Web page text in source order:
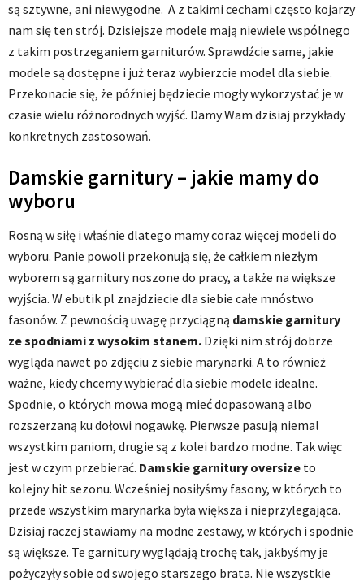
są sztywne, ani niewygodne. A z takimi cechami często kojarzy
nam się ten strój. Dzisiejsze modele mają niewiele wspólnego
z takim postrzeganiem garniturów. Sprawdźcie same, jakie
modele są dostępne i już teraz wybierzcie model dla siebie.
Przekonacie się, że później będziecie mogły wykorzystać je w
czasie wielu różnorodnych wyjść. Damy Wam dzisiaj przykłady
konkretnych zastosowań.
Damskie garnitury – jakie mamy do
wyboru
Rosną w siłę i właśnie dlatego mamy coraz więcej modeli do
wyboru. Panie powoli przekonują się, że całkiem niezłym
wyborem są garnitury noszone do pracy, a także na większe
wyjścia. W ebutik.pl znajdziecie dla siebie całe mnóstwo
fasonów. Z pewnością uwagę przyciągną damskie garnitury
ze spodniami z wysokim stanem. Dzięki nim strój dobrze
wygląda nawet po zdjęciu z siebie marynarki. A to również
ważne, kiedy chcemy wybierać dla siebie modele idealne.
Spodnie, o których mowa mogą mieć dopasowaną albo
rozszerzaną ku dołowi nogawkę. Pierwsze pasują niemal
wszystkim paniom, drugie są z kolei bardzo modne. Tak więc
jest w czym przebierać. Damskie garnitury oversize to
kolejny hit sezonu. Wcześniej nosiłyśmy fasony, w których to
przede wszystkim marynarka była większa i nieprzylegająca.
Dzisiaj raczej stawiamy na modne zestawy, w których i spodnie
są większe. Te garnitury wyglądają trochę tak, jakbyśmy je
pożyczyły sobie od swojego starszego brata. Nie wszystkie